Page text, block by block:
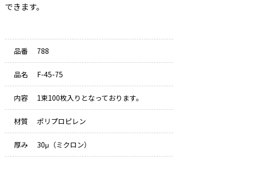
できます。
品番 788
品名 F-45-75
内容 1束100枚入りとなっております。
材質 ポリプロピレン
厚み 30μ（ミクロン）